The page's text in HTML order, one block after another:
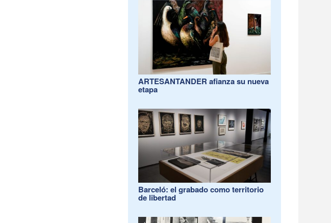
ARTESANTANDER afianza su nueva
etapa
Barceló: el grabado como territorio
de libertad